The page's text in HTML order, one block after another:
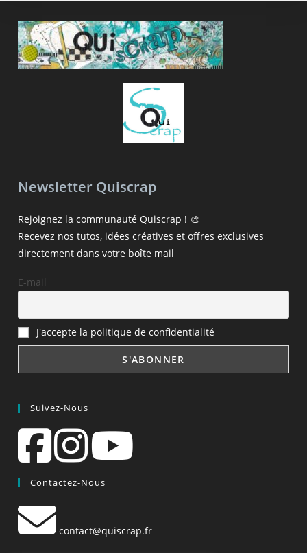
Newsletter Quiscrap
Rejoignez la communauté Quiscrap ! 🎨
Recevez nos tutos, idées créatives et offres exclusives
directement dans votre boîte mail
E-mail
J'accepte la politique de confidentialité
Suivez-Nous
Contactez-Nous
contact@quiscrap.fr